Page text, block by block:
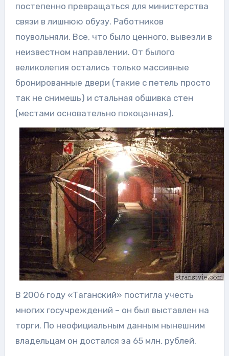
постепенно превращаться для министерства
связи в лишнюю обузу. Работников
поувольняли. Все, что было ценного, вывезли в
неизвестном направлении. От былого
великолепия остались только массивные
бронированные двери (такие с петель просто
так не снимешь) и стальная обшивка стен
(местами основательно покоцанная).
В 2006 году «Таганский» постигла учесть
многих госучреждений – он был выставлен на
торги. По неофициальным данным нынешним
владельцам он достался за 65 млн. рублей.